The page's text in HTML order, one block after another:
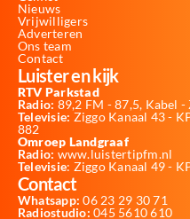
Nieuws
Vrijwilligers
Adverteren
Ons team
Contact
Luister en kijk
RTV Parkstad
Radio: 89,2 FM - 87,5, Kabel
Televisie: Ziggo Kanaal 43 -
882
Omroep Landgraaf
Radio: www.luistertipfm.nl
Televisie: Ziggo Kanaal 49 -
Contact
Whatsapp: 06 23 29 30 71
Radiostudio: 045 5610 610